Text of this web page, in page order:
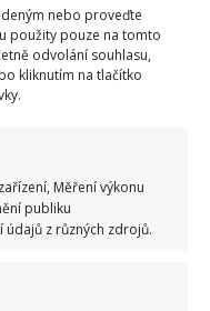
nebo proveďte
použity pouze na tomto
odvolání souhlasu,
kliknutím na tlačítko
Měření výkonu
publiku
z různých zdrojů.